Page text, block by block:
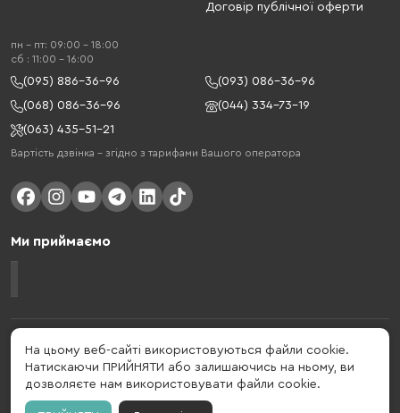
Договір публічної оферти
пн - пт: 09:00 - 18:00
cб : 11:00 - 16:00
(095) 886-36-96
(093) 086-36-96
(068) 086-36-96
(044) 334-73-19
(063) 435-51-21
Вартість дзвінка – згідно з тарифами Вашого оператора
Ми приймаємо
Gelius - український бренд, який активно розвивається у сфері смарт
гаджетів та мобільних аксесуарів. Бренд заснований в 2013 році. Gelius
- це набагато більше ніж просто бренд, це стиль життя, який об'єднує в
собі драйв, радість, швидкість, новації і практичність.
На цьому веб-сайті використовуються файли cookie.
Натискаючи ПРИЙНЯТИ або залишаючись на ньому, ви
дозволяєте нам використовувати файли cookie.